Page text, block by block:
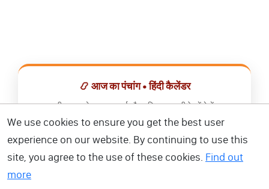
📿 आज का पंचांग • हिंदी कैलेंडर
सभी व्रत, त्योहार, शुभ मुहूर्त और राशिफल एक ही ऐप में देखें।
📅 हिंदी कैलेंडर ऐप डाउनलोड करें
We use cookies to ensure you get the best user
experience on our website. By continuing to use this
site, you agree to the use of these cookies. Find out
more